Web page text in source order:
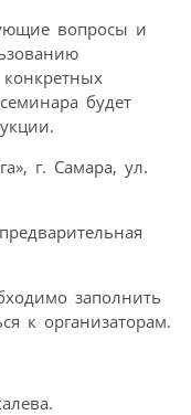
вопросы и
будет
г. Самара, ул.
заполнить
к организаторам.